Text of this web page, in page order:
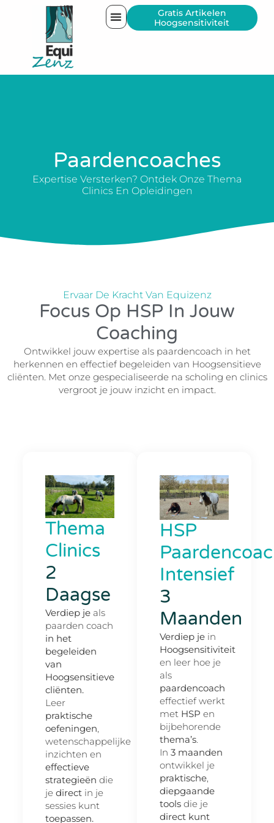
Gratis Artikelen
Hoogsensitiviteit
Paardencoaches
Expertise Versterken? Ontdek Onze Thema
Clinics En Opleidingen
Ervaar De Kracht Van Equizenz
Focus Op HSP In Jouw
Coaching
Ontwikkel jouw expertise als paardencoach in het
herkennen en effectief begeleiden van Hoogsensitieve
cliënten. Met onze gespecialiseerde na scholing en clinics
vergroot je jouw inzicht en impact.
Thema
Clinics
2
Daagse
Verdiep je als
paarden coach
in het
begeleiden
van
Hoogsensitieve
cliënten.
Leer
praktische
oefeningen,
wetenschappelijke
inzichten en
effectieve
strategieën die
jedirect in je
sessies kunt
toepassen.
HSP
Intensief
3
Maanden
Verdiep je in
Hoogsensitiviteit
en leer hoe je
als
paardencoach
effectief werkt
met HSP en
bijbehorende
thema’s.
In3 maanden
ontwikkel je
praktische,
diepgaande
tools die je
direct kunt